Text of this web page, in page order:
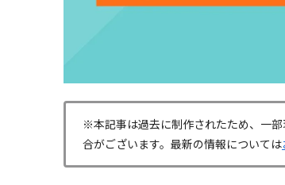
※本記事は過去に制作されたため、一
合がございます。最新の情報については